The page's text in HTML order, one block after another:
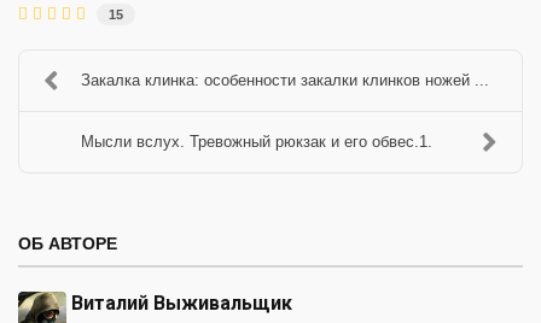
15
Закалка клинка: особенности закалки клинков ножей ...
Мысли вслух. Тревожный рюкзак и его обвес.1.
ОБ АВТОРЕ
Виталий Выживальщик